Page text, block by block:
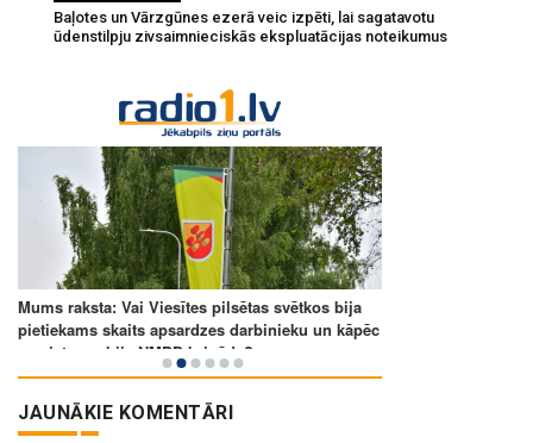
Baļotes un Vārzgūnes ezerā veic izpēti, lai sagatavotu
ūdenstilpju zivsaimnieciskās ekspluatācijas noteikumus
JAUNĀKIE KOMENTĀRI